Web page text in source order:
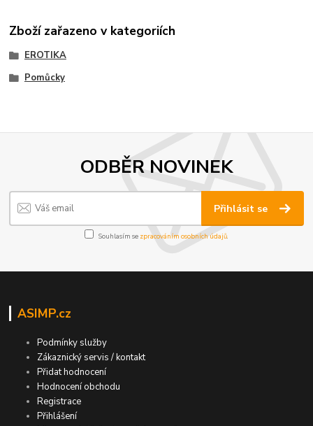
Zboží zařazeno v kategoriích
EROTIKA
Pomůcky
ODBĚR NOVINEK
Přihlásit se
Souhlasím se zpracováním osobních údajů.
ASIMP.cz
Podmínky služby
Zákaznický servis / kontakt
Přidat hodnocení
Hodnocení obchodu
Registrace
Přihlášení